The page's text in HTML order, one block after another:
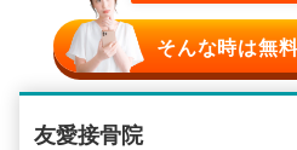
そんな時は無
友愛接骨院